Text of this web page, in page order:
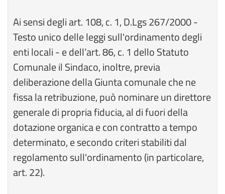
Ai sensi degli art. 108, c. 1, D.Lgs 267/2000 -
Testo unico delle leggi sull'ordinamento degli
enti locali - e dell’art. 86, c. 1 dello Statuto
Comunale il Sindaco, inoltre, previa
deliberazione della Giunta comunale che ne
fissa la retribuzione, può nominare un direttore
generale di propria fiducia, al di fuori della
dotazione organica e con contratto a tempo
determinato, e secondo criteri stabiliti dal
regolamento sull'ordinamento (in particolare,
art. 22).